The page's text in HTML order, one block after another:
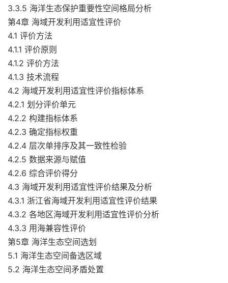
3.3.5 海洋生态保护重要性空间格局分析
第4章 海域开发利用适宜性评价
4.1 评价方法
4.1.1 评价原则
4.1.2 评价方法
4.1.3 技术流程
4.2 海域开发利用适宜性评价指标体系
4.2.1 划分评价单元
4.2.2 构建指标体系
4.2.3 确定指标权重
4.2.4 层次单排序及其一致性检验
4.2.5 数据来源与赋值
4.2.6 综合评价得分
4.3 海域开发利用适宜性评价结果及分析
4.3.1 浙江省海域开发利用适宜性评价结果
4.3.2 各地区海域开发利用适宜性评价分析
4.3.3 用海兼容性评价
第5章 海洋生态空间选划
5.1 海洋生态空间备选区域
5.2 海洋生态空间矛盾处置